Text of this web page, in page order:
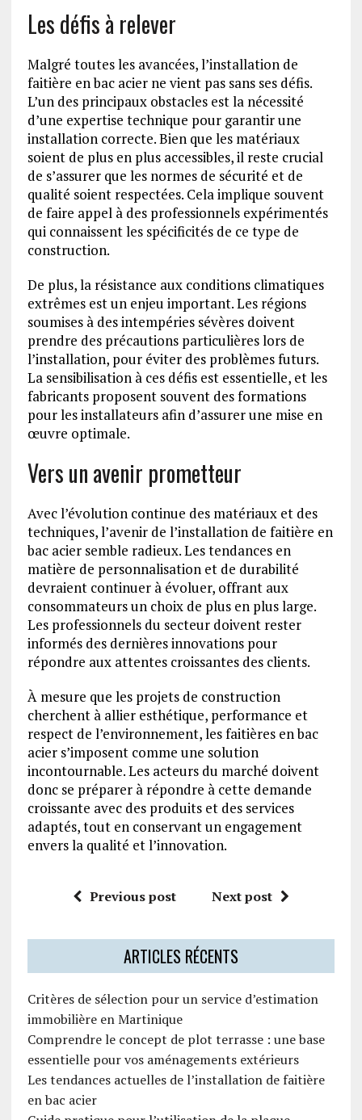
Les défis à relever
Malgré toutes les avancées, l’installation de
faitière en bac acier ne vient pas sans ses défis.
L’un des principaux obstacles est la nécessité
d’une expertise technique pour garantir une
installation correcte. Bien que les matériaux
soient de plus en plus accessibles, il reste crucial
de s’assurer que les normes de sécurité et de
qualité soient respectées. Cela implique souvent
de faire appel à des professionnels expérimentés
qui connaissent les spécificités de ce type de
construction.
De plus, la résistance aux conditions climatiques
extrêmes est un enjeu important. Les régions
soumises à des intempéries sévères doivent
prendre des précautions particulières lors de
l’installation, pour éviter des problèmes futurs.
La sensibilisation à ces défis est essentielle, et les
fabricants proposent souvent des formations
pour les installateurs afin d’assurer une mise en
œuvre optimale.
Vers un avenir prometteur
Avec l’évolution continue des matériaux et des
techniques, l’avenir de l’installation de faitière en
bac acier semble radieux. Les tendances en
matière de personnalisation et de durabilité
devraient continuer à évoluer, offrant aux
consommateurs un choix de plus en plus large.
Les professionnels du secteur doivent rester
informés des dernières innovations pour
répondre aux attentes croissantes des clients.
À mesure que les projets de construction
cherchent à allier esthétique, performance et
respect de l’environnement, les faitières en bac
acier s’imposent comme une solution
incontournable. Les acteurs du marché doivent
donc se préparer à répondre à cette demande
croissante avec des produits et des services
adaptés, tout en conservant un engagement
envers la qualité et l’innovation.
Previous post Next post
ARTICLES RÉCENTS
Critères de sélection pour un service d’estimation
immobilière en Martinique
Comprendre le concept de plot terrasse : une base
essentielle pour vos aménagements extérieurs
Les tendances actuelles de l’installation de faitière
en bac acier